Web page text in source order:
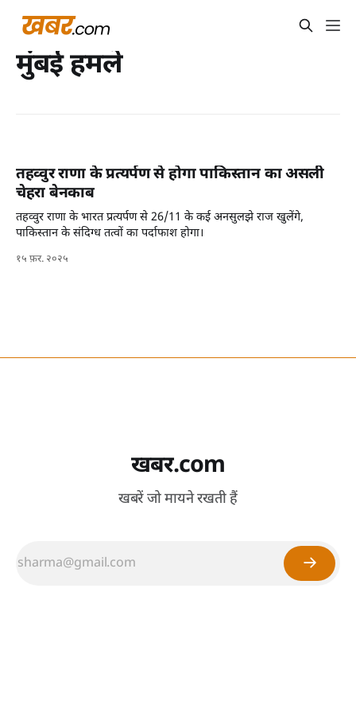
मुंबई हमले
तहव्वुर राणा के प्रत्यर्पण से होगा पाकिस्तान का असली
चेहरा बेनकाब
तहव्वुर राणा के भारत प्रत्यर्पण से 26/11 के कई अनसुलझे राज खुलेंगे,
पाकिस्तान के संदिग्ध तत्वों का पर्दाफाश होगा।
१५ फ़र. २०२५
खबर.com
खबरें जो मायने रखती हैं